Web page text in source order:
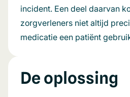
incident. Een deel daarvan
zorgverleners niet altijd
medicatie een patiënt
De oplossing